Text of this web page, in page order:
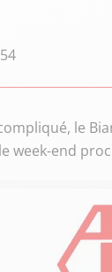
le
week-end